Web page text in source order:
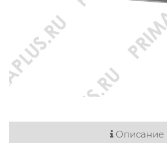
Описание